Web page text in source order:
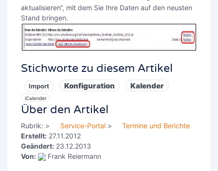
aktualisieren“, mit dem Sie Ihre Daten auf den neusten
Stand bringen.
Stichworte zu diesem Artikel
Import Konfiguration Kalender
iCalender
Über den Artikel
Rubrik: > Service-Portal>
Termine und Berichte
Erstellt: 27.11.2012
Geändert: 23.12.2013
Von:
Frank Reiermann